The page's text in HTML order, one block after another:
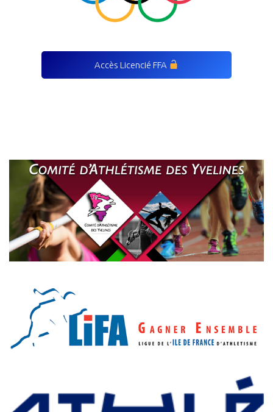
Accès Licencié FFA